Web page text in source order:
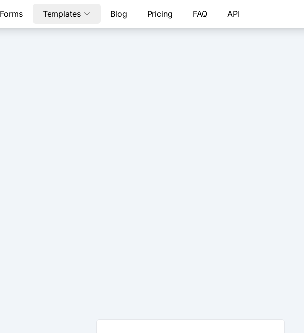
Forms Templates Blog Pricing FAQ API